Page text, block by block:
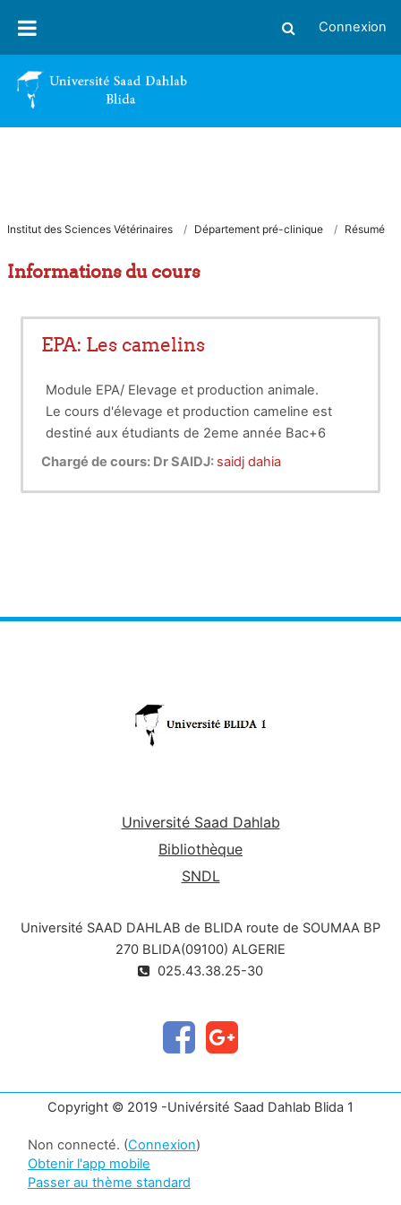
Activer/
Connexion
Institut des Sciences Vétérinaires Département pré-clinique Résumé
Informations du cours
EPA: Les camelins
Module EPA/ Elevage et production animale.
Le cours d'élevage et production cameline est
destiné aux étudiants de 2eme année Bac+6
sciences vétérinaires.
Introduction
Chargé de cours: Dr SAIDJ: saidj dahia
Université Saad Dahlab
Bibliothèque
SNDL
Université SAAD DAHLAB de BLIDA route de SOUMAA BP
270 BLIDA(09100) ALGERIE
025.43.38.25-30
Copyright © 2019 -Univérsité Saad Dahlab Blida 1
Non connecté. (Connexion)
Obtenir l'app mobile
Passer au thème standard